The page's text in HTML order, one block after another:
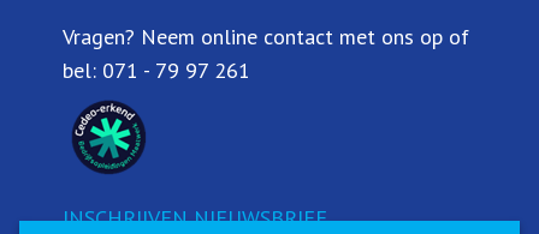
Vragen? Neem online contact met ons op of
bel: 071 - 79 97 261
INSCHRIJVEN NIEUWSBRIEF